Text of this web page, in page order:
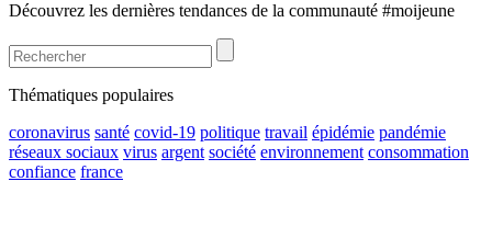
Découvrez les dernières tendances de la communauté #moijeune
Thématiques populaires
coronavirus santé covid-19 politique travail épidémie pandémie
réseaux sociaux virus argent société environnement consommation
confiance france